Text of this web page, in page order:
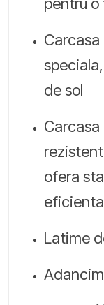
de sol
ofera
Latime